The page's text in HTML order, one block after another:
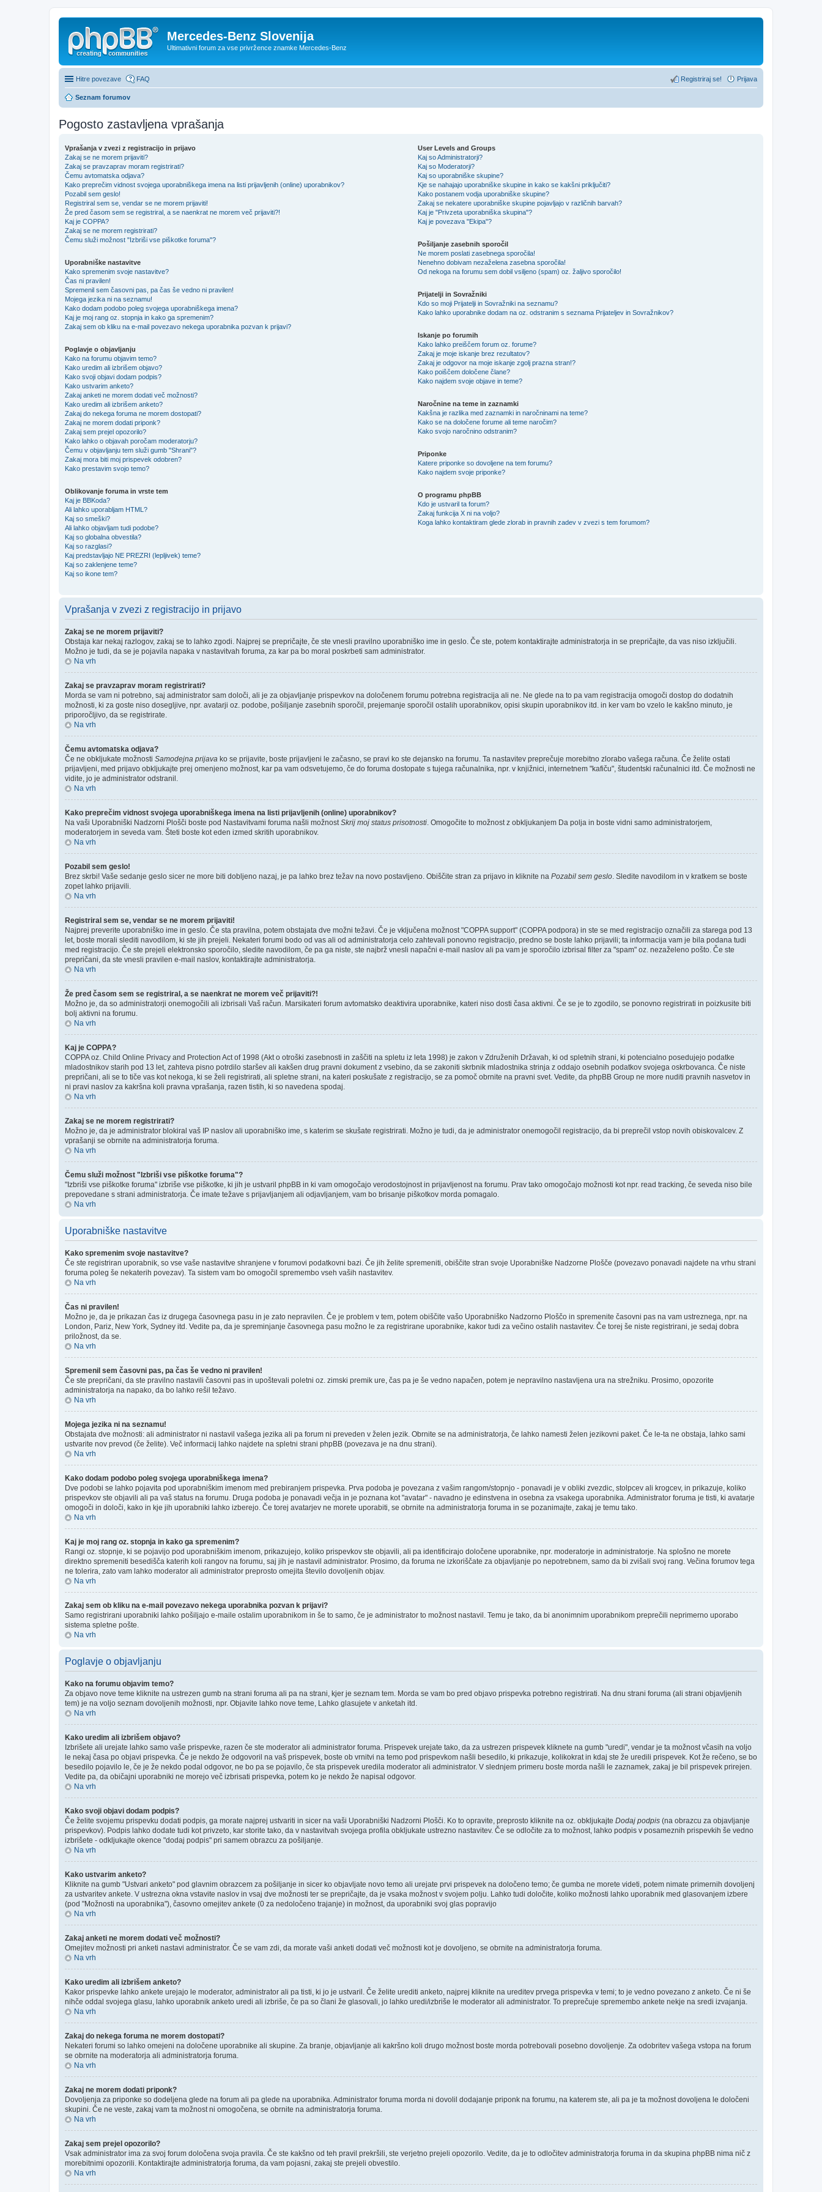
Mercedes-Benz Slovenija
Ultimativni forum za vse privržence znamke Mercedes-Benz
Hitre povezave FAQ Prijava
Registriraj se!
Seznam forumov
Pogosto zastavljena vprašanja
Vprašanja v zvezi z registracijo in prijavo
Zakaj se ne morem prijaviti?
Zakaj se pravzaprav moram registrirati?
Čemu avtomatska odjava?
Kako preprečim vidnost svojega uporabniškega imena na listi prijavljenih (online) uporabnikov?
Pozabil sem geslo!
Registriral sem se, vendar se ne morem prijaviti!
Že pred časom sem se registriral, a se naenkrat ne morem več prijaviti?!
Kaj je COPPA?
Zakaj se ne morem registrirati?
Čemu služi možnost "Izbriši vse piškotke foruma"?
Uporabniške nastavitve
Kako spremenim svoje nastavitve?
Čas ni pravilen!
Spremenil sem časovni pas, pa čas še vedno ni pravilen!
Mojega jezika ni na seznamu!
Kako dodam podobo poleg svojega uporabniškega imena?
Kaj je moj rang oz. stopnja in kako ga spremenim?
Zakaj sem ob kliku na e-mail povezavo nekega uporabnika pozvan k prijavi?
Poglavje o objavljanju
Kako na forumu objavim temo?
Kako uredim ali izbrišem objavo?
Kako svoji objavi dodam podpis?
Kako ustvarim anketo?
Zakaj anketi ne morem dodati več možnosti?
Kako uredim ali izbrišem anketo?
Zakaj do nekega foruma ne morem dostopati?
Zakaj ne morem dodati priponk?
Zakaj sem prejel opozorilo?
Kako lahko o objavah poročam moderatorju?
Čemu v objavljanju tem služi gumb "Shrani"?
Zakaj mora biti moj prispevek odobren?
Kako prestavim svojo temo?
Oblikovanje foruma in vrste tem
Kaj je BBKoda?
Ali lahko uporabljam HTML?
Kaj so smeški?
Ali lahko objavljam tudi podobe?
Kaj so globalna obvestila?
Kaj so razglasi?
Kaj predstavljajo NE PREZRI (lepljivek) teme?
Kaj so zaklenjene teme?
Kaj so ikone tem?
User Levels and Groups
Kaj so Administratorji?
Kaj so Moderatorji?
Kaj so uporabniške skupine?
Kje se nahajajo uporabniške skupine in kako se kakšni priključiti?
Kako postanem vodja uporabniške skupine?
Zakaj se nekatere uporabniške skupine pojavljajo v različnih barvah?
Kaj je "Privzeta uporabniška skupina"?
Kaj je povezava "Ekipa"?
Pošiljanje zasebnih sporočil
Ne morem poslati zasebnega sporočila!
Nenehno dobivam nezaželena zasebna sporočila!
Od nekoga na forumu sem dobil vsiljeno (spam) oz. žaljivo sporočilo!
Prijatelji in Sovražniki
Kdo so moji Prijatelji in Sovražniki na seznamu?
Kako lahko uporabnike dodam na oz. odstranim s seznama Prijateljev in Sovražnikov?
Iskanje po forumih
Kako lahko preiščem forum oz. forume?
Zakaj je moje iskanje brez rezultatov?
Zakaj je odgovor na moje iskanje zgolj prazna stran!?
Kako poiščem določene člane?
Kako najdem svoje objave in teme?
Naročnine na teme in zaznamki
Kakšna je razlika med zaznamki in naročninami na teme?
Kako se na določene forume ali teme naročim?
Kako svojo naročnino odstranim?
Priponke
Katere priponke so dovoljene na tem forumu?
Kako najdem svoje priponke?
O programu phpBB
Kdo je ustvaril ta forum?
Zakaj funkcija X ni na voljo?
Koga lahko kontaktiram glede zlorab in pravnih zadev v zvezi s tem forumom?
Vprašanja v zvezi z registracijo in prijavo
Zakaj se ne morem prijaviti?
Obstaja kar nekaj razlogov, zakaj se to lahko zgodi. Najprej se prepričajte, če ste vnesli pravilno uporabniško ime in geslo. Če ste, potem kontaktirajte administratorja in se prepričajte, da vas niso izključili.
Možno je tudi, da se je pojavila napaka v nastavitvah foruma, za kar pa bo moral poskrbeti sam administrator.
Na vrh
Zakaj se pravzaprav moram registrirati?
Morda se vam ni potrebno, saj administrator sam določi, ali je za objavljanje prispevkov na določenem forumu potrebna registracija ali ne. Ne glede na to pa vam registracija omogoči dostop do dodatnih
možnosti, ki za goste niso dosegljive, npr. avatarji oz. podobe, pošiljanje zasebnih sporočil, prejemanje sporočil ostalih uporabnikov, opisi skupin uporabnikov itd. in ker vam bo vzelo le kakšno minuto, je
priporočljivo, da se registrirate.
Na vrh
Čemu avtomatska odjava?
Če ne obkljukate možnosti Samodejna prijava ko se prijavite, boste prijavljeni le začasno, se pravi ko ste dejansko na forumu. Ta nastavitev preprečuje morebitno zlorabo vašega računa. Če želite ostati
prijavljeni, med prijavo obkljukajte prej omenjeno možnost, kar pa vam odsvetujemo, če do foruma dostopate s tujega računalnika, npr. v knjižnici, internetnem "kafiču", študentski računalnici itd. Če možnosti ne
vidite, jo je administrator odstranil.
Na vrh
Kako preprečim vidnost svojega uporabniškega imena na listi prijavljenih (online) uporabnikov?
Na vaši Uporabniški Nadzorni Plošči boste pod Nastavitvami foruma našli možnost Skrij moj status prisotnosti . Omogočite to možnost z obkljukanjem Da polja in boste vidni samo administratorjem,
moderatorjem in seveda vam. Šteti boste kot eden izmed skritih uporabnikov.
Na vrh
Pozabil sem geslo!
Brez skrbi! Vaše sedanje geslo sicer ne more biti dobljeno nazaj, je pa lahko brez težav na novo postavljeno. Obiščite stran za prijavo in kliknite na Pozabil sem geslo . Sledite navodilom in v kratkem se boste
zopet lahko prijavili.
Na vrh
Registriral sem se, vendar se ne morem prijaviti!
Najprej preverite uporabniško ime in geslo. Če sta pravilna, potem obstajata dve možni težavi. Če je vključena možnost "COPPA support" (COPPA podpora) in ste se med registracijo označili za starega pod 13
let, boste morali slediti navodilom, ki ste jih prejeli. Nekateri forumi bodo od vas ali od administratorja celo zahtevali ponovno registracijo, predno se boste lahko prijavili; ta informacija vam je bila podana tudi
med registracijo. Če ste prejeli elektronsko sporočilo, sledite navodilom, če pa ga niste, ste najbrž vnesli napačni e-mail naslov ali pa vam je sporočilo izbrisal filter za "spam" oz. nezaželeno pošto. Če ste
prepričani, da ste vnesli pravilen e-mail naslov, kontaktirajte administratorja.
Na vrh
Že pred časom sem se registriral, a se naenkrat ne morem več prijaviti?!
Možno je, da so administratorji onemogočili ali izbrisali Vaš račun. Marsikateri forum avtomatsko deaktivira uporabnike, kateri niso dosti časa aktivni. Če se je to zgodilo, se ponovno registrirati in poizkusite biti
bolj aktivni na forumu.
Na vrh
Kaj je COPPA?
COPPA oz. Child Online Privacy and Protection Act of 1998 (Akt o otroški zasebnosti in zaščiti na spletu iz leta 1998) je zakon v Združenih Državah, ki od spletnih strani, ki potencialno posedujejo podatke
mladostnikov starih pod 13 let, zahteva pisno potrdilo staršev ali kakšen drug pravni dokument z vsebino, da se zakoniti skrbnik mladostnika strinja z oddajo osebnih podatkov svojega oskrbovanca. Če niste
prepričani, ali se to tiče vas kot nekoga, ki se želi registrirati, ali spletne strani, na kateri poskušate z registracijo, se za pomoč obrnite na pravni svet. Vedite, da phpBB Group ne more nuditi pravnih nasvetov in
ni pravi naslov za kakršna koli pravna vprašanja, razen tistih, ki so navedena spodaj.
Na vrh
Zakaj se ne morem registrirati?
Možno je, da je administrator blokiral vaš IP naslov ali uporabniško ime, s katerim se skušate registrirati. Možno je tudi, da je administrator onemogočil registracijo, da bi preprečil vstop novih obiskovalcev. Z
vprašanji se obrnite na administratorja foruma.
Na vrh
Čemu služi možnost "Izbriši vse piškotke foruma"?
"Izbriši vse piškotke foruma" izbriše vse piškotke, ki jih je ustvaril phpBB in ki vam omogočajo verodostojnost in prijavljenost na forumu. Prav tako omogočajo možnosti kot npr. read tracking, če seveda niso bile
prepovedane s strani administratorja. Če imate težave s prijavljanjem ali odjavljanjem, vam bo brisanje piškotkov morda pomagalo.
Na vrh
Uporabniške nastavitve
Kako spremenim svoje nastavitve?
Če ste registriran uporabnik, so vse vaše nastavitve shranjene v forumovi podatkovni bazi. Če jih želite spremeniti, obiščite stran svoje Uporabniške Nadzorne Plošče (povezavo ponavadi najdete na vrhu strani
foruma poleg še nekaterih povezav). Ta sistem vam bo omogočil spremembo vseh vaših nastavitev.
Na vrh
Čas ni pravilen!
Možno je, da je prikazan čas iz drugega časovnega pasu in je zato nepravilen. Če je problem v tem, potem obiščite vašo Uporabniško Nadzorno Ploščo in spremenite časovni pas na vam ustreznega, npr. na
London, Pariz, New York, Sydney itd. Vedite pa, da je spreminjanje časovnega pasu možno le za registrirane uporabnike, kakor tudi za večino ostalih nastavitev. Če torej še niste registrirani, je sedaj dobra
priložnost, da se.
Na vrh
Spremenil sem časovni pas, pa čas še vedno ni pravilen!
Če ste prepričani, da ste pravilno nastavili časovni pas in upoštevali poletni oz. zimski premik ure, čas pa je še vedno napačen, potem je nepravilno nastavljena ura na strežniku. Prosimo, opozorite
administratorja na napako, da bo lahko rešil težavo.
Na vrh
Mojega jezika ni na seznamu!
Obstajata dve možnosti: ali administrator ni nastavil vašega jezika ali pa forum ni preveden v želen jezik. Obrnite se na administratorja, če lahko namesti želen jezikovni paket. Če le-ta ne obstaja, lahko sami
ustvarite nov prevod (če želite). Več informacij lahko najdete na spletni strani phpBB (povezava je na dnu strani).
Na vrh
Kako dodam podobo poleg svojega uporabniškega imena?
Dve podobi se lahko pojavita pod uporabniškim imenom med prebiranjem prispevka. Prva podoba je povezana z vašim rangom/stopnjo - ponavadi je v obliki zvezdic, stolpcev ali krogcev, in prikazuje, koliko
prispevkov ste objavili ali pa vaš status na forumu. Druga podoba je ponavadi večja in je poznana kot "avatar" - navadno je edinstvena in osebna za vsakega uporabnika. Administrator foruma je tisti, ki avatarje
omogoči in določi, kako in kje jih uporabniki lahko izberejo. Če torej avatarjev ne morete uporabiti, se obrnite na administratorja foruma in se pozanimajte, zakaj je temu tako.
Na vrh
Kaj je moj rang oz. stopnja in kako ga spremenim?
Rangi oz. stopnje, ki se pojavijo pod uporabniškim imenom, prikazujejo, koliko prispevkov ste objavili, ali pa identificirajo določene uporabnike, npr. moderatorje in administratorje. Na splošno ne morete
direktno spremeniti besedišča katerih koli rangov na forumu, saj jih je nastavil administrator. Prosimo, da foruma ne izkoriščate za objavljanje po nepotrebnem, samo da bi zvišali svoj rang. Večina forumov tega
ne tolerira, zato vam lahko moderator ali administrator preprosto omejita število dovoljenih objav.
Na vrh
Zakaj sem ob kliku na e-mail povezavo nekega uporabnika pozvan k prijavi?
Samo registrirani uporabniki lahko pošiljajo e-maile ostalim uporabnikom in še to samo, če je administrator to možnost nastavil. Temu je tako, da bi anonimnim uporabnikom preprečili neprimerno uporabo
sistema spletne pošte.
Na vrh
Poglavje o objavljanju
Kako na forumu objavim temo?
Za objavo nove teme kliknite na ustrezen gumb na strani foruma ali pa na strani, kjer je seznam tem. Morda se vam bo pred objavo prispevka potrebno registrirati. Na dnu strani foruma (ali strani objavljenih
tem) je na voljo seznam dovoljenih možnosti, npr. Objavite lahko nove teme, Lahko glasujete v anketah itd.
Na vrh
Kako uredim ali izbrišem objavo?
Izbrišete ali urejate lahko samo vaše prispevke, razen če ste moderator ali administrator foruma. Prispevek urejate tako, da za ustrezen prispevek kliknete na gumb "uredi", vendar je ta možnost včasih na voljo
le nekaj časa po objavi prispevka. Če je nekdo že odgovoril na vaš prispevek, boste ob vrnitvi na temo pod prispevkom našli besedilo, ki prikazuje, kolikokrat in kdaj ste že uredili prispevek. Kot že rečeno, se bo
besedilo pojavilo le, če je že nekdo podal odgovor, ne bo pa se pojavilo, če sta prispevek uredila moderator ali administrator. V slednjem primeru boste morda našli le zaznamek, zakaj je bil prispevek prirejen.
Vedite pa, da običajni uporabniki ne morejo več izbrisati prispevka, potem ko je nekdo že napisal odgovor.
Na vrh
Kako svoji objavi dodam podpis?
Če želite svojemu prispevku dodati podpis, ga morate najprej ustvariti in sicer na vaši Uporabniški Nadzorni Plošči. Ko to opravite, preprosto kliknite na oz. obkljukajte Dodaj podpis (na obrazcu za objavljanje
prispevkov). Podpis lahko dodate tudi kot privzeto, kar storite tako, da v nastavitvah svojega profila obkljukate ustrezno nastavitev. Če se odločite za to možnost, lahko podpis v posameznih prispevkih še vedno
izbrišete - odkljukajte okence "dodaj podpis" pri samem obrazcu za pošiljanje.
Na vrh
Kako ustvarim anketo?
Kliknite na gumb "Ustvari anketo" pod glavnim obrazcem za pošiljanje in sicer ko objavljate novo temo ali urejate prvi prispevek na določeno temo; če gumba ne morete videti, potem nimate primernih dovoljenj
za ustvaritev ankete. V ustrezna okna vstavite naslov in vsaj dve možnosti ter se prepričajte, da je vsaka možnost v svojem polju. Lahko tudi določite, koliko možnosti lahko uporabnik med glasovanjem izbere
(pod "Možnosti na uporabnika"), časovno omejitev ankete (0 za nedoločeno trajanje) in možnost, da uporabniki svoj glas popravijo
Na vrh
Zakaj anketi ne morem dodati več možnosti?
Omejitev možnosti pri anketi nastavi administrator. Če se vam zdi, da morate vaši anketi dodati več možnosti kot je dovoljeno, se obrnite na administratorja foruma.
Na vrh
Kako uredim ali izbrišem anketo?
Kakor prispevke lahko ankete urejajo le moderator, administrator ali pa tisti, ki jo je ustvaril. Če želite urediti anketo, najprej kliknite na ureditev prvega prispevka v temi; to je vedno povezano z anketo. Če ni še
nihče oddal svojega glasu, lahko uporabnik anketo uredi ali izbriše, če pa so člani že glasovali, jo lahko uredi/izbriše le moderator ali administrator. To preprečuje spremembo ankete nekje na sredi izvajanja.
Na vrh
Zakaj do nekega foruma ne morem dostopati?
Nekateri forumi so lahko omejeni na določene uporabnike ali skupine. Za branje, objavljanje ali kakršno koli drugo možnost boste morda potrebovali posebno dovoljenje. Za odobritev vašega vstopa na forum
se obrnite na moderatorja ali administratorja foruma.
Na vrh
Zakaj ne morem dodati priponk?
Dovoljenja za priponke so dodeljena glede na forum ali pa glede na uporabnika. Administrator foruma morda ni dovolil dodajanje priponk na forumu, na katerem ste, ali pa je ta možnost dovoljena le določeni
skupini. Če ne veste, zakaj vam ta možnost ni omogočena, se obrnite na administratorja foruma.
Na vrh
Zakaj sem prejel opozorilo?
Vsak administrator ima za svoj forum določena svoja pravila. Če ste kakšno od teh pravil prekršili, ste verjetno prejeli opozorilo. Vedite, da je to odločitev administratorja foruma in da skupina phpBB nima nič z
morebitnimi opozorili. Kontaktirajte administratorja foruma, da vam pojasni, zakaj ste prejeli obvestilo.
Na vrh